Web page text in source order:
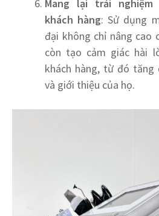
Mang lại trải nghiệm
khách hàng: Sử dụng
đại không chỉ nâng cao
còn tạo cảm giác hài
khách hàng, từ đó
và giới thiệu của họ.